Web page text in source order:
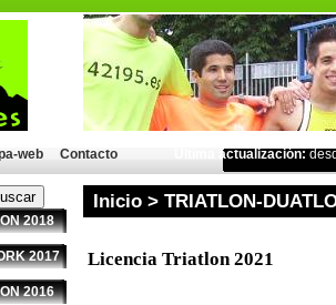
web Contacto Última actualización:
2018
2017
2016
Inicio > TRIATLON-
Licencia Triatlon 2021